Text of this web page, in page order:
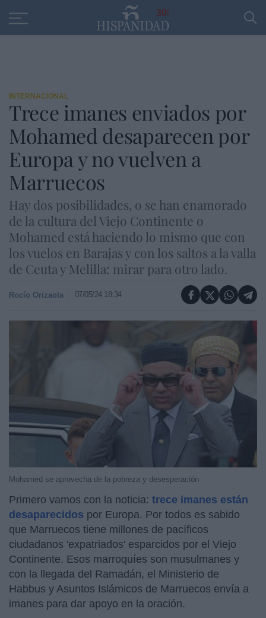
30
INTERNACIONAL
Trece imanes enviados por
Mohamed desaparecen por
Europa y no vuelven a
Marruecos
Hay dos posibilidades, o se han enamorado
de la cultura del Viejo Continente o
Mohamed está haciendo lo mismo que con
los vuelos en Barajas y con los saltos a la valla
de Ceuta y Melilla: mirar para otro lado.
Rocío Orizaola 07/05/24 18:34
Mohamed se aprovecha de la pobreza y desesperación
Primero vamos con la noticia: trece imanes están
desaparecidos por Europa. Por todos es sabido
que Marruecos tiene millones de pacíficos
ciudadanos 'expatriados' esparcidos por el Viejo
Continente. Esos marroquíes son musulmanes y
con la llegada del Ramadán, el Ministerio de
Habbus y Asuntos Islámicos de Marruecos envía a
imanes para dar apoyo en la oración.